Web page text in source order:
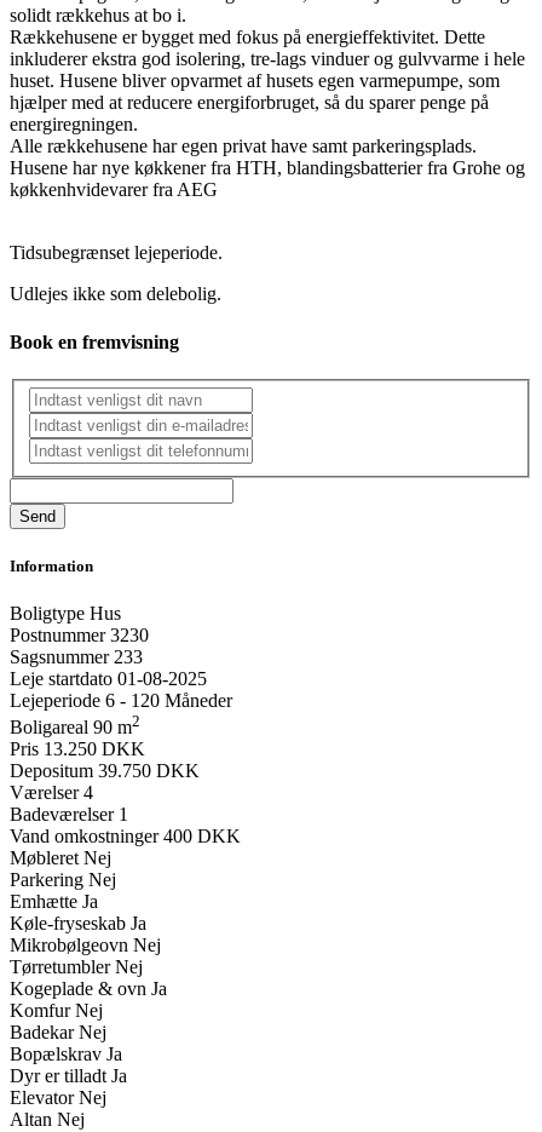
solidt rækkehus at bo i.
Rækkehusene er bygget med fokus på energieffektivitet. Dette
inkluderer ekstra god isolering, tre-lags vinduer og gulvvarme i hele
huset. Husene bliver opvarmet af husets egen varmepumpe, som
hjælper med at reducere energiforbruget, så du sparer penge på
energiregningen.
Alle rækkehusene har egen privat have samt parkeringsplads.
Husene har nye køkkener fra HTH, blandingsbatterier fra Grohe og
køkkenhvidevarer fra AEG
Tidsubegrænset lejeperiode.
Udlejes ikke som delebolig.
Book en fremvisning
Information
Boligtype Hus
Postnummer 3230
Sagsnummer 233
Leje startdato 01-08-2025
Lejeperiode 6 - 120 Måneder
Boligareal 90 m2
Pris 13.250 DKK
Depositum 39.750 DKK
Værelser 4
Badeværelser 1
Vand omkostninger 400 DKK
Møbleret Nej
Parkering Nej
Emhætte Ja
Køle-fryseskab Ja
Mikrobølgeovn Nej
Tørretumbler Nej
Kogeplade & ovn Ja
Komfur Nej
Badekar Nej
Bopælskrav Ja
Dyr er tilladt Ja
Elevator Nej
Altan Nej